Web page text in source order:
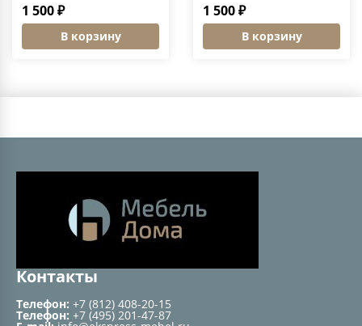
1 500 ₽
В корзину
1 500 ₽
В корзину
Контакты
Телефон: +7 (812) 408-20-15
Телефон: +7 (495) 201-47-87